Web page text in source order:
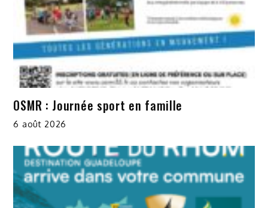
OSMR : Journée sport en famille
6 août 2026